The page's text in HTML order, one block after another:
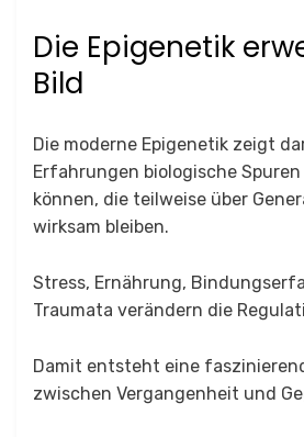
Die Epigenetik
Bild
Die moderne Epigenetik zeigt
Erfahrungen biologische
können, die teilweise über
wirksam bleiben.
Stress, Ernährung,
Traumata verändern die
Damit entsteht eine
zwischen Vergangenheit und